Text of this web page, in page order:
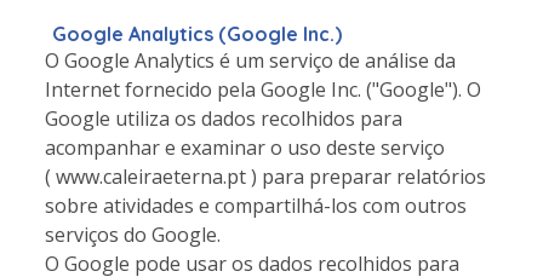
Google Analytics (Google Inc.)
O Google Analytics é um serviço de análise da
Internet fornecido pela Google Inc. ("Google"). O
Google utiliza os dados recolhidos para
acompanhar e examinar o uso deste serviço
( www.caleiraeterna.pt ) para preparar relatórios
sobre atividades e compartilhá-los com outros
serviços do Google.
O Google pode usar os dados recolhidos para